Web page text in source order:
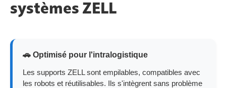
systèmes ZELL
🚗 Optimisé pour l'intralogistique
Les supports ZELL sont empilables, compatibles avec
les robots et réutilisables. Ils s'intègrent sans problème